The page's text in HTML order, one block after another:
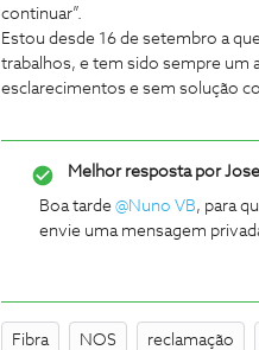
continuar”.
Estou desde 16 de setembro a
trabalhos, e tem sido sempre um
esclarecimentos e sem solução
Melhor resposta por
Boa tarde ​ @Nuno VB, para
envie uma mensagem
Fibra NOS reclamação